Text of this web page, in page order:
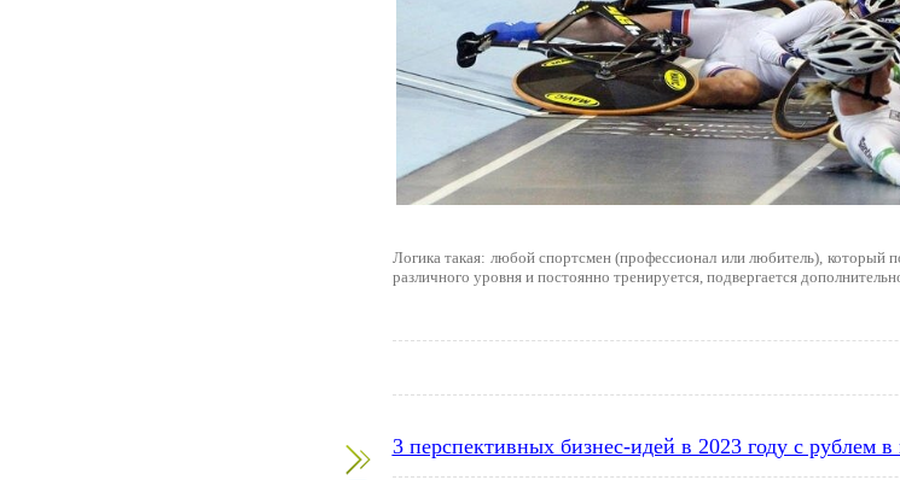
Логика такая: любой спортсмен (профессионал или любитель), который
различного уровня и постоянно тренируется, подвергается
3 перспективных бизнес-идей в 2023 году с рублем в